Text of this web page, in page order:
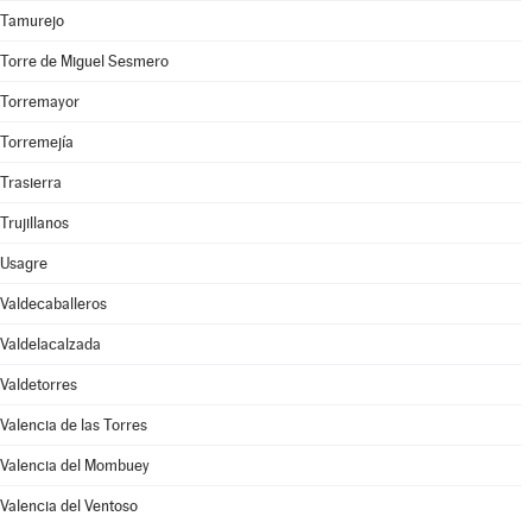
Tamurejo
Torre de Miguel Sesmero
Torremayor
Torremejía
Trasierra
Trujillanos
Usagre
Valdecaballeros
Valdelacalzada
Valdetorres
Valencia de las Torres
Valencia del Mombuey
Valencia del Ventoso